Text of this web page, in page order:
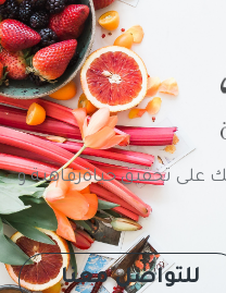
تحقيق حياةرفاهية و
للتواصل معنا